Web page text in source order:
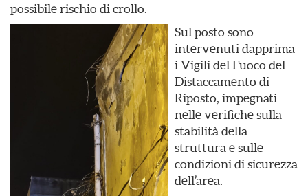
possibile rischio di crollo.
Sul posto sono
intervenuti dapprima
i Vigili del Fuoco del
Distaccamento di
Riposto, impegnati
nelle verifiche sulla
stabilità della
struttura e sulle
condizioni di sicurezza
dell’area.